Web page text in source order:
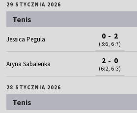
29 STYCZNIA 2026
Tenis
Jessica Pegula 0 - 2
(3:6, 6:7)
Aryna Sabalenka 2 - 0
(6:2, 6:3)
28 STYCZNIA 2026
Tenis